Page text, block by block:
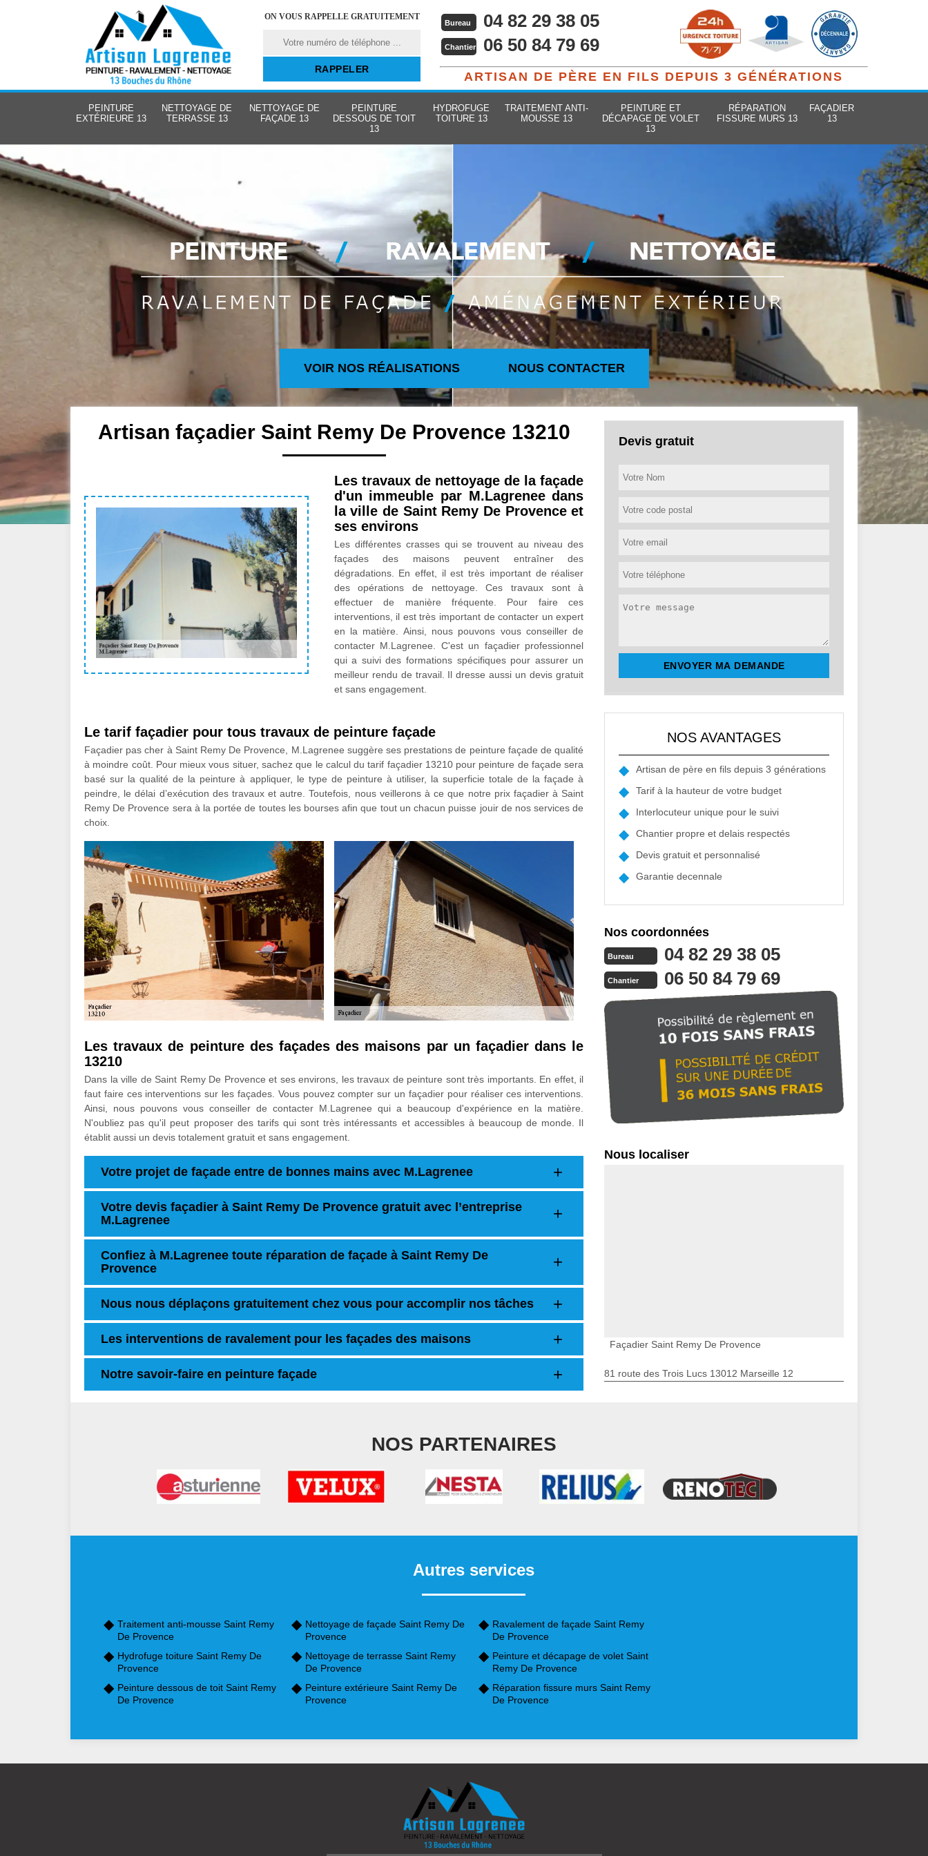
ON VOUS RAPPELLE GRATUITEMENT
Bureau 04 82 29 38 05
Chantier 06 50 84 79 69
ARTISAN DE PÈRE EN FILS DEPUIS 3 GÉNÉRATIONS
PEINTURE
EXTÉRIEURE 13
NETTOYAGE DE
TERRASSE 13
NETTOYAGE DE
FAÇADE 13
PEINTURE
DESSOUS DE TOIT
13
HYDROFUGE
TOITURE 13
TRAITEMENT ANTI-
MOUSSE 13
PEINTURE ET
DÉCAPAGE DE VOLET
13
RÉPARATION
FISSURE MURS 13
FAÇADIER
13
VOIR NOS RÉALISATIONS NOUS CONTACTER
Artisan façadier Saint Remy De Provence 13210
Les travaux de nettoyage de la façade
d'un immeuble par M.Lagrenee dans
la ville de Saint Remy De Provence et
ses environs
Les différentes crasses qui se trouvent au niveau des
façades des maisons peuvent entraîner des
dégradations. En effet, il est très important de réaliser
des opérations de nettoyage. Ces travaux sont à
effectuer de manière fréquente. Pour faire ces
interventions, il est très important de contacter un expert
en la matière. Ainsi, nous pouvons vous conseiller de
contacter M.Lagrenee. C'est un façadier professionnel
qui a suivi des formations spécifiques pour assurer un
meilleur rendu de travail. Il dresse aussi un devis gratuit
et sans engagement.
Le tarif façadier pour tous travaux de peinture façade
Façadier pas cher à Saint Remy De Provence, M.Lagrenee suggère ses prestations de peinture façade de qualité
à moindre coût. Pour mieux vous situer, sachez que le calcul du tarif façadier 13210 pour peinture de façade sera
basé sur la qualité de la peinture à appliquer, le type de peinture à utiliser, la superficie totale de la façade à
peindre, le délai d’exécution des travaux et autre. Toutefois, nous veillerons à ce que notre prix façadier à Saint
Remy De Provence sera à la portée de toutes les bourses afin que tout un chacun puisse jouir de nos services de
choix.
Les travaux de peinture des façades des maisons par un façadier dans le
13210
Dans la ville de Saint Remy De Provence et ses environs, les travaux de peinture sont très importants. En effet, il
faut faire ces interventions sur les façades. Vous pouvez compter sur un façadier pour réaliser ces interventions.
Ainsi, nous pouvons vous conseiller de contacter M.Lagrenee qui a beaucoup d'expérience en la matière.
N'oubliez pas qu'il peut proposer des tarifs qui sont très intéressants et accessibles à beaucoup de monde. Il
établit aussi un devis totalement gratuit et sans engagement.
Votre projet de façade entre de bonnes mains avec M.Lagrenee
Votre devis façadier à Saint Remy De Provence gratuit avec l’entreprise
M.Lagrenee
Confiez à M.Lagrenee toute réparation de façade à Saint Remy De
Provence
Nous nous déplaçons gratuitement chez vous pour accomplir nos tâches
Les interventions de ravalement pour les façades des maisons
Notre savoir-faire en peinture façade
Devis gratuit
NOS AVANTAGES
Artisan de père en fils depuis 3 générations
Tarif à la hauteur de votre budget
Interlocuteur unique pour le suivi
Chantier propre et delais respectés
Devis gratuit et personnalisé
Garantie decennale
Nos coordonnées
Bureau 04 82 29 38 05
Chantier 06 50 84 79 69
Nous localiser
Façadier Saint Remy De Provence
81 route des Trois Lucs 13012 Marseille 12
NOS PARTENAIRES
Autres services
Traitement anti-mousse Saint Remy
De Provence
Hydrofuge toiture Saint Remy De
Provence
Peinture dessous de toit Saint Remy
De Provence
Nettoyage de façade Saint Remy De
Provence
Nettoyage de terrasse Saint Remy
De Provence
Peinture extérieure Saint Remy De
Provence
Ravalement de façade Saint Remy
De Provence
Peinture et décapage de volet Saint
Remy De Provence
Réparation fissure murs Saint Remy
De Provence